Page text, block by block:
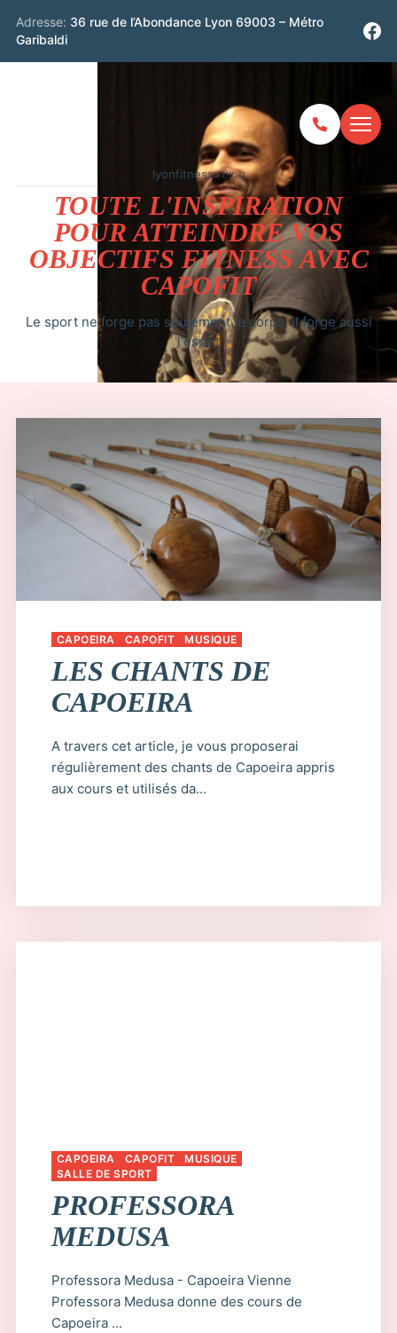
Adresse: 36 rue de l’Abondance Lyon 69003 – Métro
Garibaldi
lyonfitness>Blog
TOUTE L'INSPIRATION
POUR ATTEINDRE VOS
OBJECTIFS FITNESS AVEC
CAPOFIT
Le sport ne forge pas seulement le corps, il forge aussi
l'esprit
CAPOEIRA CAPOFIT MUSIQUE
LES CHANTS DE
CAPOEIRA
A travers cet article, je vous proposerai
régulièrement des chants de Capoeira appris
aux cours et utilisés da...
CAPOEIRA CAPOFIT
MUSIQUE
SALLE DE SPORT
PROFESSORA
MEDUSA
Professora Medusa - Capoeira Vienne
Professora Medusa donne des cours de
Capoeira ...